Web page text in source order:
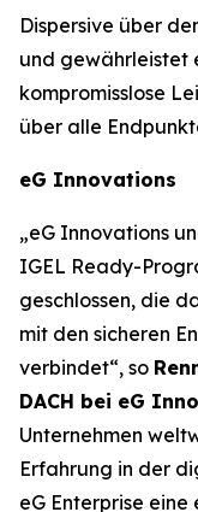
Dispersive über
und gewährleistet
kompromisslose
über alle
eG Innovations
„eG Innovations
IGEL Ready-
geschlossen, die
mit den sicheren
verbindet“, so
DACH bei eG
Unternehmen
Erfahrung in der
eG Enterprise